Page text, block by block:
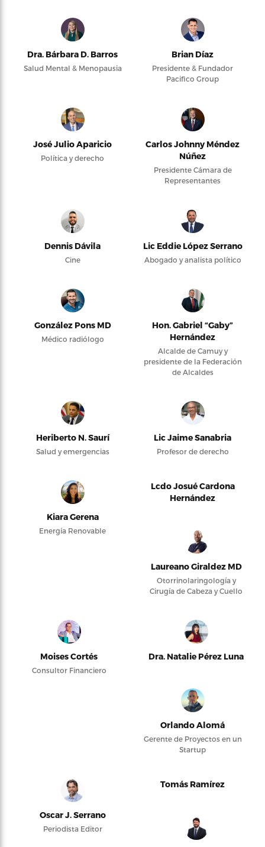
Dra. Bárbara D. Barros
Salud Mental & Menopausia
Brian Díaz
Presidente & Fundador
Pacifico Group
José Julio Aparicio
Política y derecho
Carlos Johnny Méndez
Núñez
Presidente Cámara de
Representantes
Dennis Dávila
Cine
Lic Eddie López Serrano
Abogado y analista político
González Pons MD
Médico radiólogo
Hon. Gabriel “Gaby”
Hernández
Alcalde de Camuy y
presidente de la Federación
de Alcaldes
Heriberto N. Saurí
Salud y emergencias
Lic Jaime Sanabria
Profesor de derecho
Kiara Gerena
Energía Renovable
Lcdo Josué Cardona
Hernández
Laureano Giraldez MD
Otorrinolaringología y
Cirugía de Cabeza y Cuello
Moises Cortés
Consultor Financiero
Dra. Natalie Pérez Luna
Orlando Alomá
Gerente de Proyectos en un
Startup
Oscar J. Serrano
Periodista Editor
Tomás Ramírez